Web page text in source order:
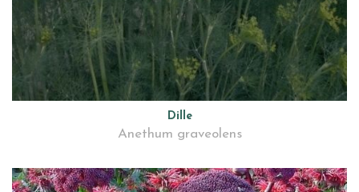
Dille
Anethum graveolens